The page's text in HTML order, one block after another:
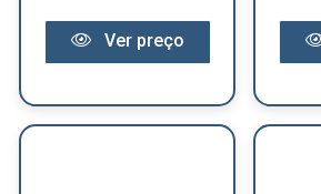
Ver preço